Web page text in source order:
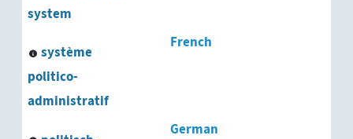
экономическая система
sociotechnical system (en)
system
French
système
politico-
administratif
German